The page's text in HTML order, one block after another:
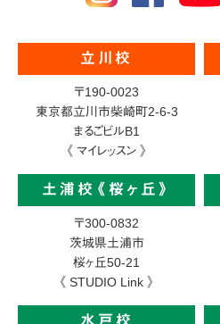
立川校
〒190-0023
東京都立川市柴崎町2-6-3
まるごビルB1
《 マイレッスン 》
土浦校《桜ヶ丘》
〒300-0832
茨城県土浦市
桜ヶ丘50-21
《 STUDIO Link 》